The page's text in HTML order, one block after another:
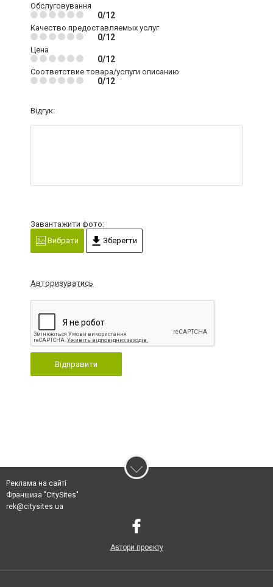
Обслуговування
0/12
Качество предоставляемых услуг
0/12
Цена
0/12
Соответствие товара/услуги описанию
0/12
Відгук:
Завантажити фото:
Вибрати
Зберегти
Авторизуватись
Відправити
Реклама на сайті
Франшиза "CitySites"
rek@citysites.ua
Автори проєкту